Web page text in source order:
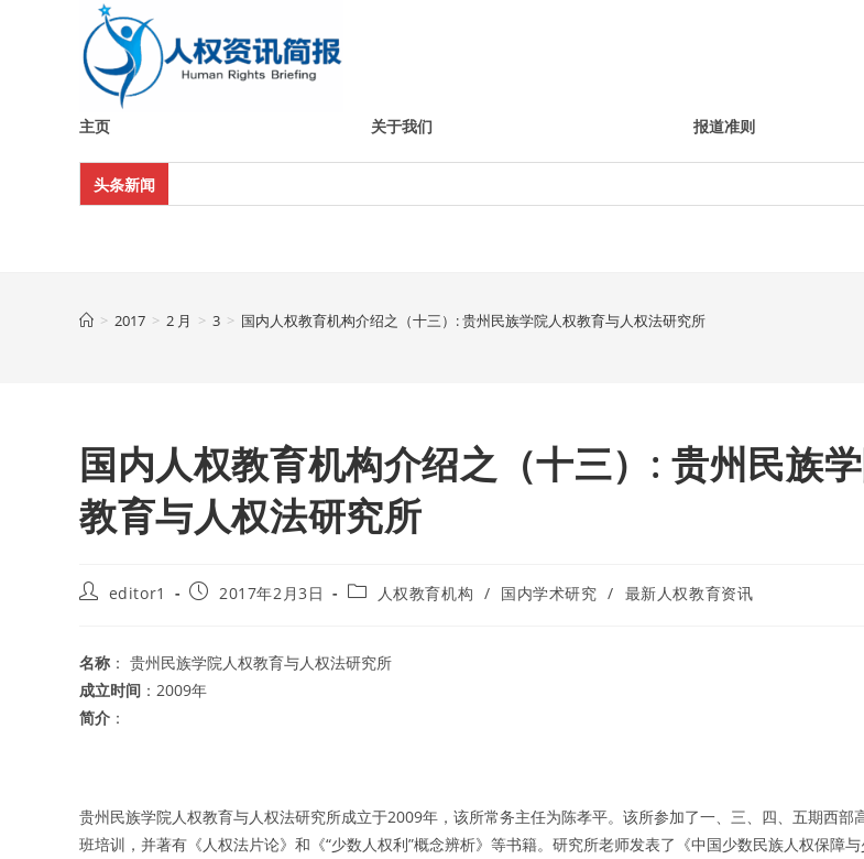
主页 关于我们 报道准则
头条新闻
> 2017 > 2 月 > 3 > 国内人权教育机构介绍之（十三）: 贵州民族学院人权教育与人权法研究所
国内人权教育机构介绍之（十三）: 贵州民族
教育与人权法研究所
Posteditor1
Post2017年2月3日
Post 人权教育机构 / 国内学术研究 / 最新人权教育资讯
名称 ： 贵州民族学院人权教育与人权法研究所
成立时间 ：2009年
简介 ：
贵州民族学院人权教育与人权法研究所成立于2009年，该所常务主任为陈孝平。该所参加了一、三、四、五期西部
班培训，并著有《人权法片论》和《“少数人权利”概念辨析》等书籍。研究所老师发表了《中国少数民族人权保障